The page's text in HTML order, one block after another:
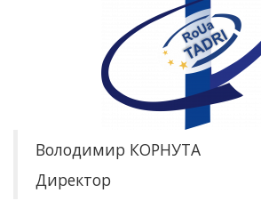
Володимир КОРНУТА
Директор